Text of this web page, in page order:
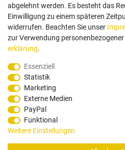
Zahlungsarten
Paypal
Versand Dienstleister
abgelehnt werden. Es besteht das
Einwilligung zu einem späteren
widerrufen. Beachten Sie unser
zur Verwendung
erklärung.
Essenziell
Statistik
Marketing
Externe Medien
PayPal
Funktional
Weitere Einstellungen